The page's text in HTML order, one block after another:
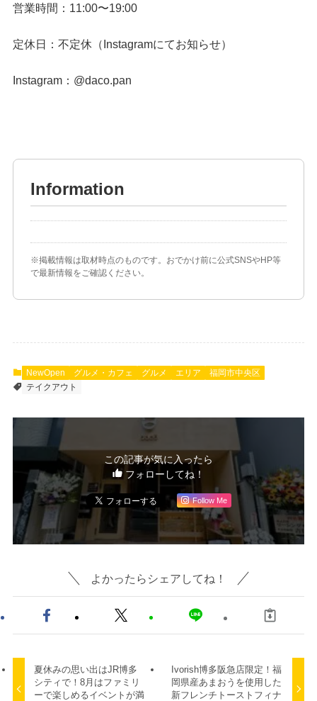
営業時間：11:00〜19:00
定休日：不定休（Instagramにてお知らせ）
Instagram： @daco.pan
Information
※掲載情報は取材時点のものです。おでかけ前に公式SNSやHP等
で最新情報をご確認ください。
NewOpen グルメ・カフェ グルメ エリア
福岡市中央区
テイクアウト
この記事が気に入ったら
フォローしてね！
Follow Me
よかったらシェアしてね！
夏休みの思い出はJR博多
シティで！8月はファミリ
ーで楽しめるイベントが満
Ivorish博多阪急店限定！福
岡県産あまおうを使用した
新フレンチトーストフィナ